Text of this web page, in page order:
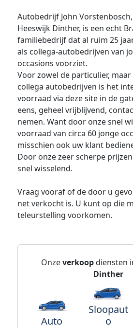
Autobedrijf John
Heeswijk Dinther, is een echt
familiebedrijf dat al ruim 25
als collega-autobedrijven van
occasions voorziet.
Voor zowel de particulier,
collega autobedrijven is het
voorraad via deze site in de
eens, geheel vrijblijvend,
nemen. Want door onze snel
voorraad van circa 60 jonge
misschien ook uw klant
Door onze zeer scherpe
snel wisselend.
Vraag vooraf of de door u
net verkocht is. U kunt op die
teleurstelling voorkomen.
Onzeverkoopdiensten
Dinther
Auto
Sloopaut
o